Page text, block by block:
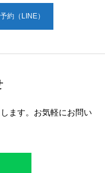
約（LINE）
ます。お気軽にお問い